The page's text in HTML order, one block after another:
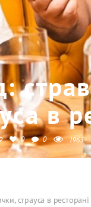
в
0 0 1965
страуса в